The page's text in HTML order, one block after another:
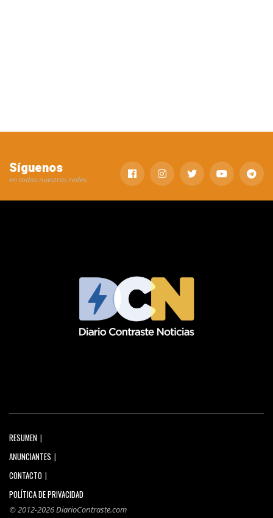
Síguenos
en todas nuestras redes
RESUMEN
ANUNCIANTES
CONTACTO
POLÍTICA DE PRIVACIDAD
© 2012-2026 DiarioContraste.com